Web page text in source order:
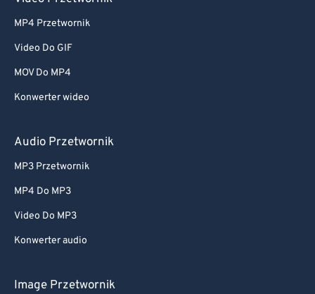
MP4 Przetwornik
Video Do GIF
MOV Do MP4
Konwerter wideo
Audio Przetwornik
MP3 Przetwornik
MP4 Do MP3
Video Do MP3
Konwerter audio
Image Przetwornik